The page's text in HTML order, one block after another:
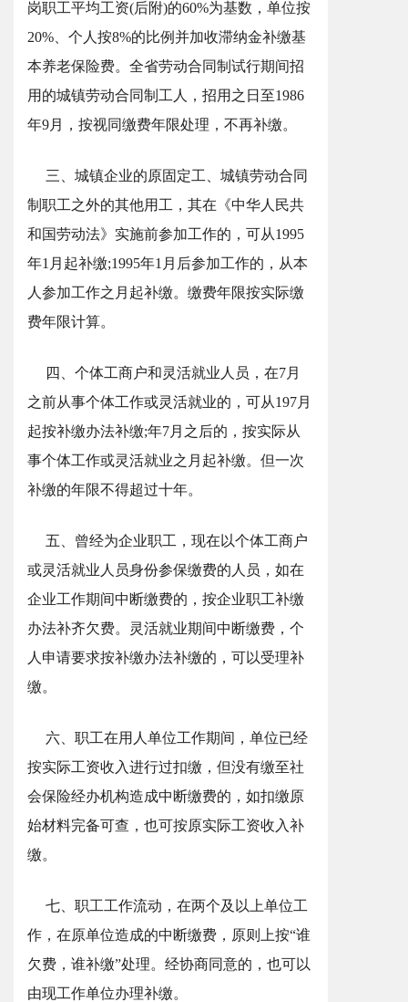
岗职工平均工资(后附)的60%为基数，单位按
20%、个人按8%的比例并加收滞纳金补缴基
本养老保险费。全省劳动合同制试行期间招
用的城镇劳动合同制工人，招用之日至1986
年9月，按视同缴费年限处理，不再补缴。
三、城镇企业的原固定工、城镇劳动合同
制职工之外的其他用工，其在《中华人民共
和国劳动法》实施前参加工作的，可从1995
年1月起补缴;1995年1月后参加工作的，从本
人参加工作之月起补缴。缴费年限按实际缴
费年限计算。
四、个体工商户和灵活就业人员，在7月
之前从事个体工作或灵活就业的，可从197月
起按补缴办法补缴;年7月之后的，按实际从
事个体工作或灵活就业之月起补缴。但一次
补缴的年限不得超过十年。
五、曾经为企业职工，现在以个体工商户
或灵活就业人员身份参保缴费的人员，如在
企业工作期间中断缴费的，按企业职工补缴
办法补齐欠费。灵活就业期间中断缴费，个
人申请要求按补缴办法补缴的，可以受理补
缴。
六、职工在用人单位工作期间，单位已经
按实际工资收入进行过扣缴，但没有缴至社
会保险经办机构造成中断缴费的，如扣缴原
始材料完备可查，也可按原实际工资收入补
缴。
七、职工工作流动，在两个及以上单位工
作，在原单位造成的中断缴费，原则上按“谁
欠费，谁补缴”处理。经协商同意的，也可以
由现工作单位办理补缴。